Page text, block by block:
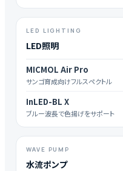
LED LIGHTING
LED照明
MICMOL Air Pro
サンゴ育成向けフルスペクトル
InLED-BL X
ブルー波長で色揚げをサポート
WAVE PUMP
水流ポンプ